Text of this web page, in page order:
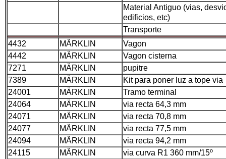
Material Antiguo (vias,
edificios, etc)
Transporte
4432
MÄRKLIN
Vagon
4442
MÄRKLIN
Vagon cisterna
7271
MÄRKLIN
pupitre
7389
MÄRKLIN
Kit para poner luz a tope via
24001
MÄRKLIN
Tramo terminal
24064
MÄRKLIN
via recta 64,3 mm
24071
MÄRKLIN
via recta 70,8 mm
24077
MÄRKLIN
via recta 77,5 mm
24094
MÄRKLIN
via recta 94,2 mm
24115
MÄRKLIN
via curva R1 360 mm/15º